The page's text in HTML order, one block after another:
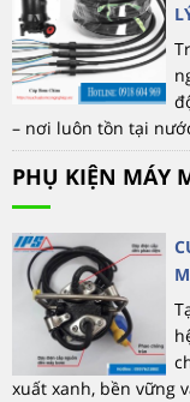
– nơi luôn tồn tại
PHỤ KIỆN MÁY
xuất xanh, bền vững